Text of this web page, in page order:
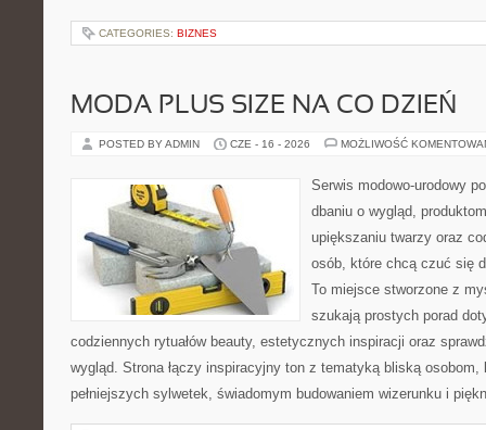
CATEGORIES: BIZNES
MODA PLUS SIZE NA CO DZIEŃ
POSTED BY ADMIN CZE - 16 - 2026 MOŻLIWOŚĆ
Serwis modowo-urodowy
dbaniu o wygląd,
upiększaniu twarzy oraz
osób, które chcą czuć się
To miejsce stworzone z
szukają prostych porad
codziennych rytuałów beauty, estetycznych inspiracji oraz
wygląd. Strona łączy inspiracyjny ton z tematyką bliską
pełniejszych sylwetek, świadomym budowaniem wizerunku i